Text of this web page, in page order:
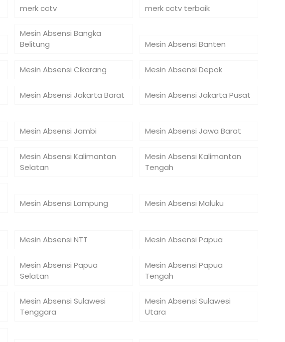
merk cctv merk cctv terbaik
Mesin Absensi Bangka
Belitung
Mesin Absensi Banten
Mesin Absensi Cikarang Mesin Absensi Depok
Mesin Absensi Jakarta Barat Mesin Absensi Jakarta Pusat
Mesin Absensi Jambi Mesin Absensi Jawa Barat
Mesin Absensi Kalimantan
Selatan
Mesin Absensi Kalimantan
Tengah
Mesin Absensi Lampung Mesin Absensi Maluku
Mesin Absensi NTT Mesin Absensi Papua
Mesin Absensi Papua
Selatan
Mesin Absensi Papua
Tengah
Mesin Absensi Sulawesi
Tenggara
Mesin Absensi Sulawesi
Utara